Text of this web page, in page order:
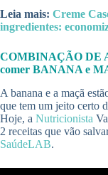
Leia mais: Creme
ingredientes:
COMBINAÇÃO DE
comer BANANA e
A banana e a maçã
que tem um jeito certo
Hoje, a Nutricionista
2 receitas que vão
SaúdeLAB.